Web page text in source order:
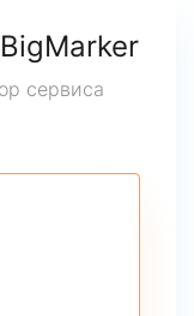
сервиса